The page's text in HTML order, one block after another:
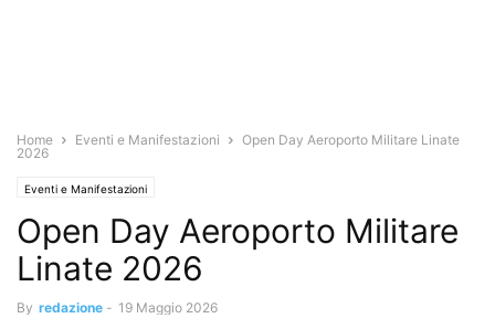
Home Eventi e Manifestazioni
Open Day Aeroporto Militare Linate
2026
Eventi e Manifestazioni
Open Day Aeroporto Militare
Linate 2026
By redazione - 19 Maggio 2026